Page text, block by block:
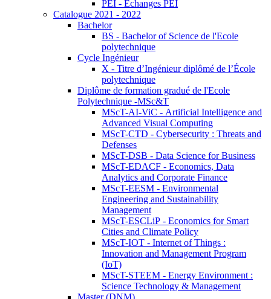
PEI - Echanges PEI
Catalogue 2021 - 2022
Bachelor
BS - Bachelor of Science de l'Ecole
polytechnique
Cycle Ingénieur
X - Titre d’Ingénieur diplômé de l’École
polytechnique
Diplôme de formation gradué de l'Ecole
Polytechnique -MSc&T
MScT-AI-ViC - Artificial Intelligence and
Advanced Visual Computing
MScT-CTD - Cybersecurity : Threats and
Defenses
MScT-DSB - Data Science for Business
MScT-EDACF - Economics, Data
Analytics and Corporate Finance
MScT-EESM - Environmental
Engineering and Sustainability
Management
MScT-ESCLiP - Economics for Smart
Cities and Climate Policy
MScT-IOT - Internet of Things :
Innovation and Management Program
(IoT)
MScT-STEEM - Energy Environment :
Science Technology & Management
Master (DNM)